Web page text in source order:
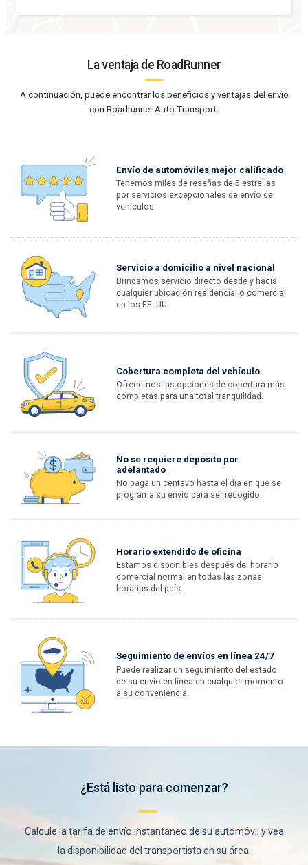
La ventaja de RoadRunner
A continuación, puede encontrar los beneficios y ventajas del envío
con Roadrunner Auto Transport.
Envío de automóviles mejor calificado
Tenemos miles de reseñas de 5 estrellas
por servicios excepcionales de envío de
vehículos.
Servicio a domicilio a nivel nacional
Brindamos servicio directo desde y hacia
cualquier ubicación residencial o comercial
en los EE. UU.
Cobertura completa del vehículo
Ofrecemos las opciones de cobertura más
completas para una total tranquilidad.
No se requiere depósito por
adelantado
No paga un centavo hasta el día en que se
programa su envío para ser recogido.
Horario extendido de oficina
Estamos disponibles después del horario
comercial normal en todas las zonas
horarias del país.
Seguimiento de envíos en línea 24/7
Puede realizar un seguimiento del estado
de su envío en línea en cualquier momento
a su conveniencia.
¿Está listo para comenzar?
Calcule la tarifa de envío instantáneo de su automóvil y vea
la disponibilidad del transportista en su área.